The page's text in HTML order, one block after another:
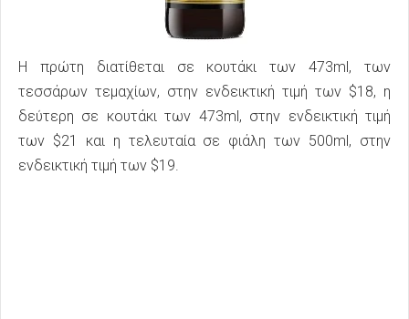
Η πρώτη διατίθεται σε κουτάκι των 473ml, των
τεσσάρων τεμαχίων, στην ενδεικτική τιμή των $18, η
δεύτερη σε κουτάκι των 473ml, στην ενδεικτική τιμή
των $21 και η τελευταία σε φιάλη των 500ml, στην
ενδεικτική τιμή των $19.